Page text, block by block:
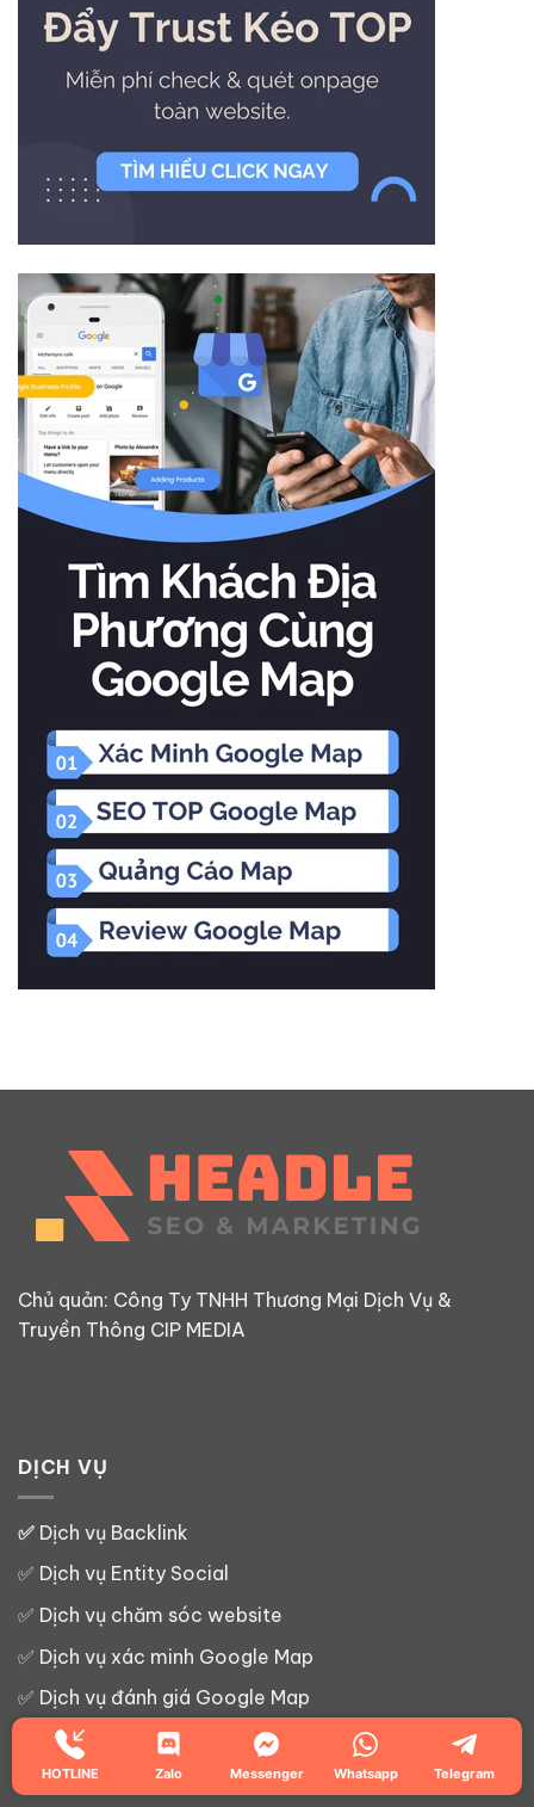
Chủ quản: Công Ty TNHH Thương Mại Dịch Vụ &
Truyền Thông CIP MEDIA
DỊCH VỤ
✅ Dịch vụ Backlink
✅ Dịch vụ Entity Social
✅ Dịch vụ chăm sóc website
✅ Dịch vụ xác minh Google Map
✅ Dịch vụ đánh giá Google Map
Dịch vụ SEO Google Map
Dịch vụ Google Map
HOTLINE Zalo Messenger Whatsapp Telegram